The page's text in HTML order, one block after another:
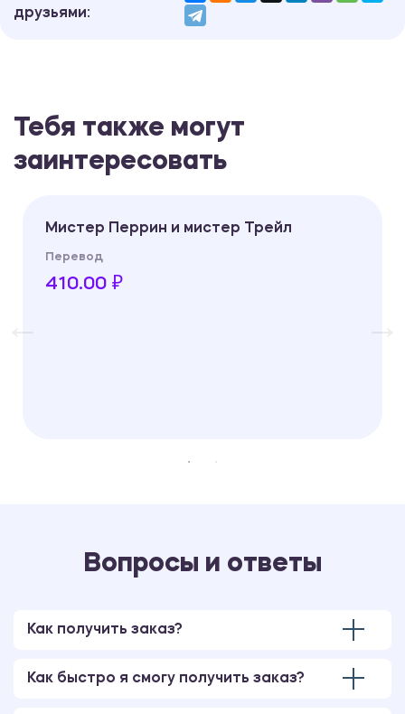
друзьями:
Тебя также могут
заинтересовать
Мистер Перрин и мистер Трейл
Перевод
410.00 ₽
Вопросы и ответы
Как получить заказ?
Как быстро я смогу получить заказ?